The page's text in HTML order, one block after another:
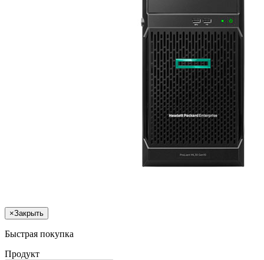
×Закрыть
Быстрая покупка
Продукт